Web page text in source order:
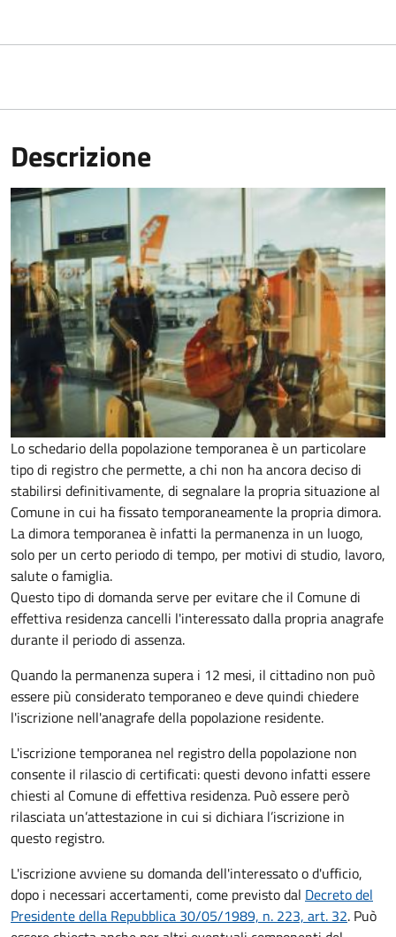
Descrizione
Lo schedario della popolazione temporanea è un particolare
tipo di registro che permette, a chi non ha ancora deciso di
stabilirsi definitivamente, di segnalare la propria situazione al
Comune in cui ha fissato temporaneamente la propria dimora.
La dimora temporanea è infatti la permanenza in un luogo,
solo per un certo periodo di tempo, per motivi di studio, lavoro,
salute o famiglia.
Questo tipo di domanda serve per evitare che il Comune di
effettiva residenza cancelli l'interessato dalla propria anagrafe
durante il periodo di assenza.
Quando la permanenza supera i 12 mesi, il cittadino non può
essere più considerato temporaneo e deve quindi chiedere
l'iscrizione nell'anagrafe della popolazione residente.
L'iscrizione temporanea nel registro della popolazione non
consente il rilascio di certificati: questi devono infatti essere
chiesti al Comune di effettiva residenza. Può essere però
rilasciata un’attestazione in cui si dichiara l’iscrizione in
questo registro.
L'iscrizione avviene su domanda dell'interessato o d'ufficio,
dopo i necessari accertamenti, come previsto dal Decreto del
Presidente della Repubblica 30/05/1989, n. 223, art. 32. Può